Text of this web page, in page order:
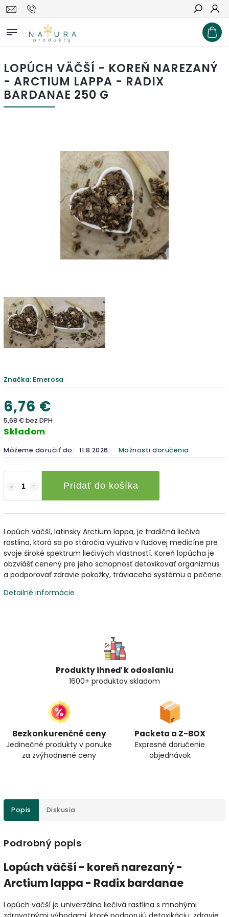
Hľadať
LOPÚCH VÄČŠÍ - KOREŇ NAREZANÝ
- ARCTIUM LAPPA - RADIX
BARDANAE 250 G
Značka: Emerosa
6,76 €
5,68 € bez DPH
Skladom
Môžeme doručiť do: 11.8.2026 Možnosti doručenia
Pridať do košíka
Lopúch väčší, latinsky Arctium lappa, je tradičná liečivá
rastlina, ktorá sa po stáročia využíva v ľudovej medicíne pre
svoje široké spektrum liečivých vlastností. Koreň lopúcha je
obzvlášť cenený pre jeho schopnosť detoxikovať organizmus
a podporovať zdravie pokožky, tráviaceho systému a pečene.
Detailné informácie
Produkty ihneď k odoslaniu
1600+ produktov skladom
Bezkonkurenčné ceny
Jedinečné produkty v ponuke
za zvýhodnené ceny
Packeta a Z-BOX
Expresné doručenie
objednávok
Popis Diskusia
Podrobný popis
Lopúch väčší - koreň narezaný -
Arctium lappa - Radix bardanae
Lopúch väčší je univerzálna liečivá rastlina s mnohými